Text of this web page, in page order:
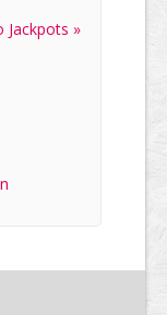
Jackpots »